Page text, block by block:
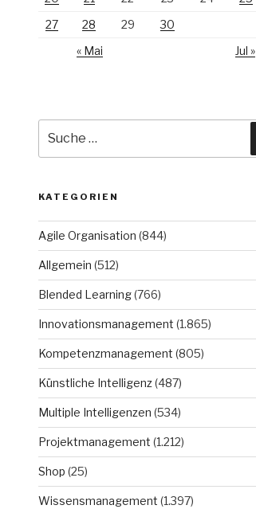
Nächster
Beitrag
27
28 29
30
« Mai
Jul »
nach:
KATEGORIEN
Agile Organisation (844)
Allgemein (512)
Blended Learning(766)
Innovationsmanagement (1.865)
Kompetenzmanagement (805)
Künstliche Intelligenz(487)
Multiple Intelligenzen (534)
Projektmanagement (1.212)
Shop (25)
Wissensmanagement (1.397)